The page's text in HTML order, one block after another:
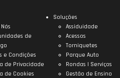
de
e Condições
de Privacidade
de Cookies
Soluções
Assiduidade
Acessos
Torniquetes
Parque Auto
Rondas | Serviços
Gestão de Ensino